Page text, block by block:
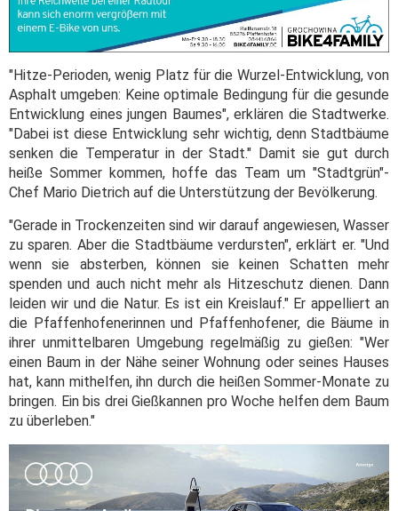
"Hitze-Perioden, wenig Platz für die Wurzel-Entwicklung, von
Asphalt umgeben: Keine optimale Bedingung für die gesunde
Entwicklung eines jungen Baumes", erklären die Stadtwerke.
"Dabei ist diese Entwicklung sehr wichtig, denn Stadtbäume
senken die Temperatur in der Stadt." Damit sie gut durch
heiße Sommer kommen, hoffe das Team um "Stadtgrün"-
Chef Mario Dietrich auf die Unterstützung der Bevölkerung.
"Gerade in Trockenzeiten sind wir darauf angewiesen, Wasser
zu sparen. Aber die Stadtbäume verdursten", erklärt er. "Und
wenn sie absterben, können sie keinen Schatten mehr
spenden und auch nicht mehr als Hitzeschutz dienen. Dann
leiden wir und die Natur. Es ist ein Kreislauf." Er appelliert an
die Pfaffenhofenerinnen und Pfaffenhofener, die Bäume in
ihrer unmittelbaren Umgebung regelmäßig zu gießen: "Wer
einen Baum in der Nähe seiner Wohnung oder seines Hauses
hat, kann mithelfen, ihn durch die heißen Sommer-Monate zu
bringen. Ein bis drei Gießkannen pro Woche helfen dem Baum
zu überleben."